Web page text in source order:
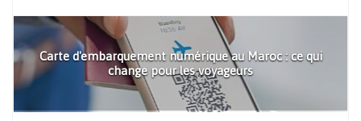
Carte d'embarquement numérique au Maroc : ce qui
change pour les voyageurs